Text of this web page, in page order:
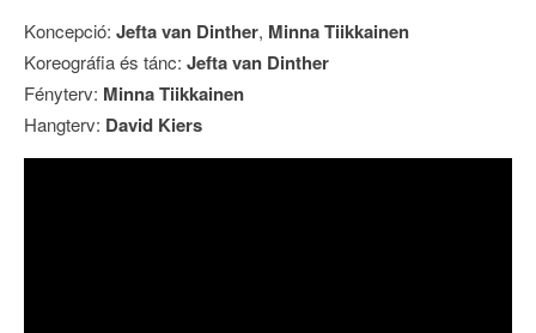
Koncepció: Jefta van Dinther, Minna Tiikkainen
Koreográfia és tánc: Jefta van Dinther
Fényterv: Minna Tiikkainen
Hangterv: David Kiers